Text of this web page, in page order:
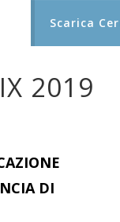
Scarica
2019
DI